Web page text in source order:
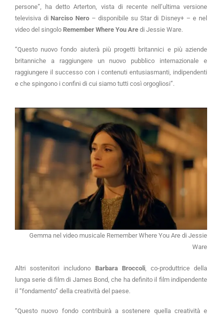
persone”, ha detto Arterton, vista di recente nell’ultima versione
televisiva di Narciso Nero – disponibile su Star di Disney+ – e nel
video del singolo Remember Where You Are di Jessie Ware.
“Questo nuovo fondo aiuterà più progetti britannici e più aziende
britanniche a raggiungere un nuovo pubblico internazionale e
raggiungere il successo con i contenuti entusiasmanti, indipendenti
e che spingono i confini di cui siamo tutti così orgogliosi”.
Gemma nel video musicale Remember Where You Are di Jessie
Ware
Altri sostenitori includono Barbara Broccoli, co-produttrice della
lunga serie di film di James Bond, che ha definito il film indipendente
il “fondamento” della creatività del paese.
“Questo nuovo fondo contribuirà a sostenere quella creatività e